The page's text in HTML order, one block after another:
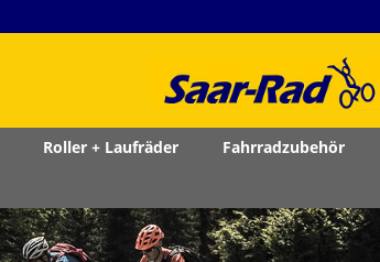
Roller + Laufräder Fahrradzubehör